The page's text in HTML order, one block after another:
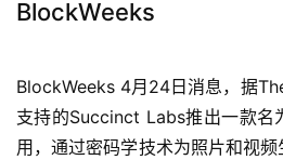
BlockWeeks
BlockWeeks 4月24日消息，据
支持的Succinct Labs推出一款名
用，通过密码学技术为照片和视